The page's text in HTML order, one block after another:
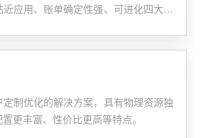
应用、账单确定性强、可进化四大产
制优化的解决方案，具有物理资源独
更丰富、性价比更高等特点。